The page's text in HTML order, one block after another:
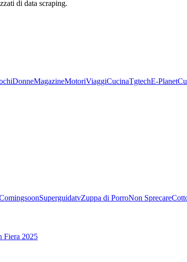
di data scraping.
DonneMagazineMotoriViaggiCucinaTgtechE-Planet
SuperguidatvZuppa di PorroNon Sprecare
Fiera 2025